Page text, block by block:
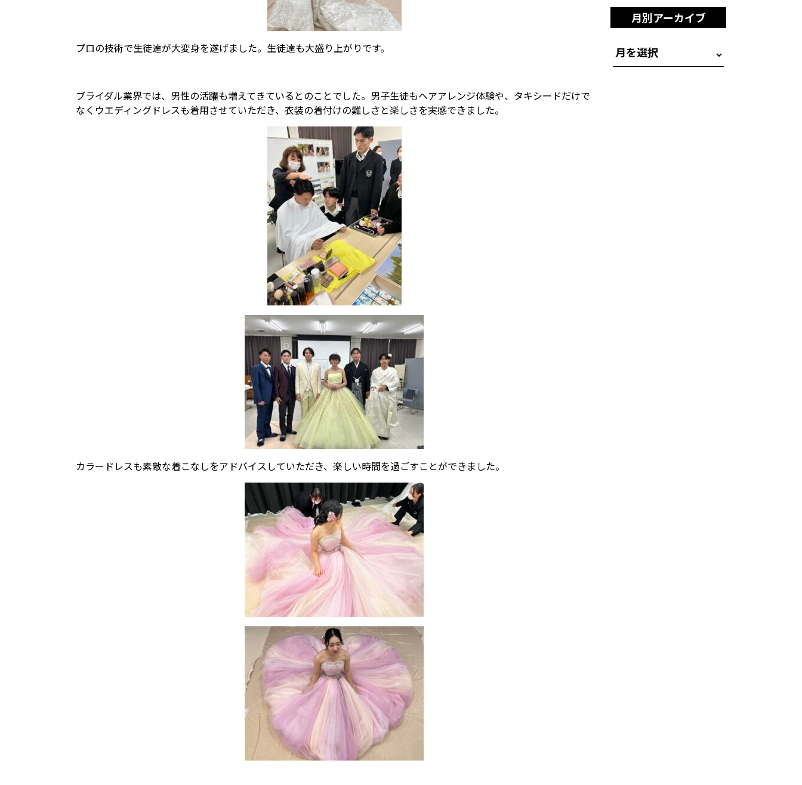
プロの技術で生徒達が大変身を遂げました。生徒達も大盛り上がりです。
ブライダル業界では、男性の活躍も増えてきているとのことでした。男子生徒もヘアアレンジ体験や、タキシードだけで
なくウエディングドレスも着用させていただき、衣装の着付けの難しさと楽しさを実感できました。
カラードレスも素敵な着こなしをアドバイスしていただき、楽しい時間を過ごすことができました。
月別アーカイブ